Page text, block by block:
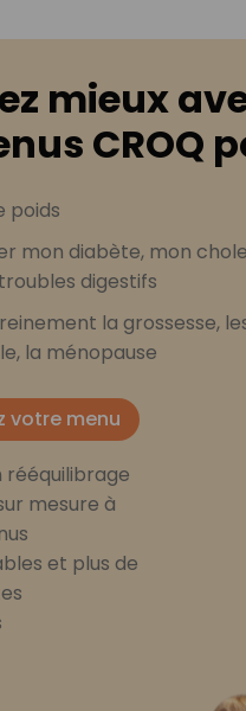
mieux
CROQ
poids
mon diabète, mon
digestifs
la grossesse,
la ménopause
votre menu
rééquilibrage
mesure à
et plus de